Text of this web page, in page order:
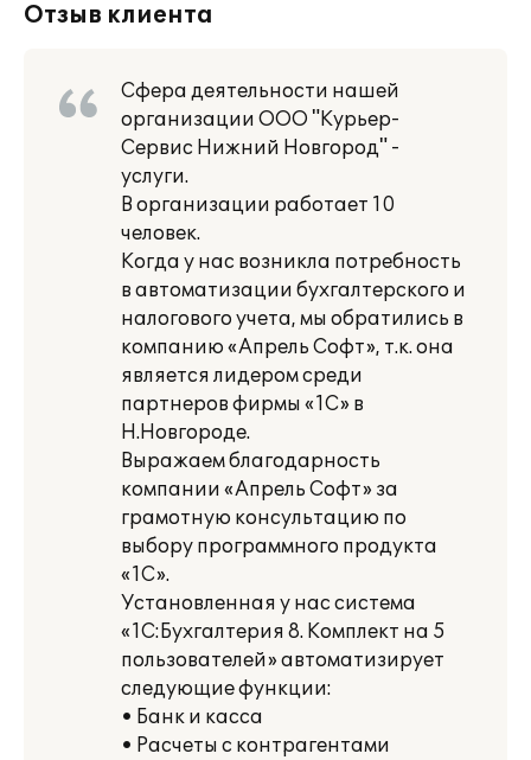
Отзыв клиента
Сфера деятельности нашей
организации ООО "Курьер-
Сервис Нижний Новгород" -
услуги.
В организации работает 10
человек.
Когда у нас возникла потребность
в автоматизации бухгалтерского и
налогового учета, мы обратились в
компанию «Апрель Софт», т.к. она
является лидером среди
партнеров фирмы «1С» в
Н.Новгороде.
Выражаем благодарность
компании «Апрель Софт» за
грамотную консультацию по
выбору программного продукта
«1С».
Установленная у нас система
«1С:Бухгалтерия 8. Комплект на 5
пользователей» автоматизирует
следующие функции:
• Банк и касса
• Расчеты с контрагентами